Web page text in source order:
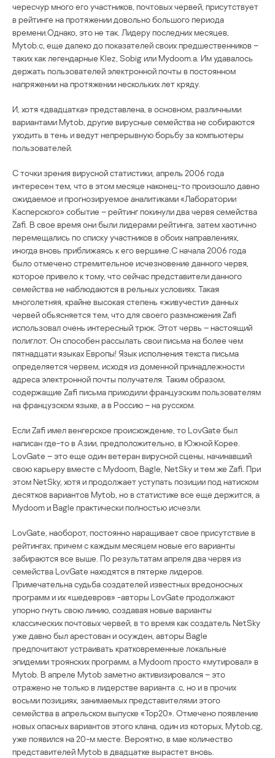
чересчур много его участников, почтовых червей, присутствует
в рейтинге на протяжении довольно большого периода
времени.Однако, это не так. Лидеру последних месяцев,
Mytob.c, еще далеко до показателей своих предшественников –
таких как легендарные Klez, Sobig или Mydoom.a. Им удавалось
держать пользователей электронной почты в постоянном
напряжении на протяжении нескольких лет кряду.
И, хотя «двадцатка» представлена, в основном, различными
вариантами Mytob, другие вирусные семейства не собираются
уходить в тень и ведут непрерывную борьбу за компьютеры
пользователей.
С точки зрения вирусной статистики, апрель 2006 года
интересен тем, что в этом месяце наконец-то произошло давно
ожидаемое и прогнозируемое аналитиками «Лаборатории
Касперского» событие – рейтинг покинули два червя семейства
Zafi. В свое время они были лидерами рейтинга, затем хаотично
перемещались по списку участников в обоих направлениях,
иногда вновь приближаясь к его вершине.С начала 2006 года
было отмечено стремительное исчезновение данного червя,
которое привело к тому, что сейчас представители данного
семейства не наблюдаются в рельных условиях. Такая
многолетняя, крайне высокая степень «живучести» данных
червей обьясняется тем, что для своего размножения Zafi
использовал очень интересный трюк. Этот червь – настоящий
полиглот. Он способен рассылать свои письма на более чем
пятнадцати языках Европы! Язык исполнения текста письма
определяется червем, исходя из доменной принадлежности
адреса электронной почты получателя. Таким образом,
содержащие Zafi письма приходили французским пользователям
на французском языке, а в Россию – на русском.
Если Zafi имел венгерское происхождение, то LovGate был
написан где-то в Азии, предположительно, в Южной Корее.
LovGate – это еще один ветеран вирусной сцены, начинавший
свою карьеру вместе с Mydoom, Bagle, NetSky и тем же Zafi. При
этом NetSky, хотя и продолжает уступать позиции под натиском
десятков вариантов Mytob, но в статистике все еще держится, а
Mydoom и Bagle практически полностью исчезли.
LovGate, наоборот, постоянно наращивает свое присутствие в
рейтингах, причем с каждым месяцем новые его варианты
забираются все выше. По результатам апреля два червя из
семейства LovGate находятся в пятерке лидеров.
Примечательна судьба создателей известных вредоносных
программ и их «шедевров» -авторы LovGate продолжают
упорно гнуть свою линию, создавая новые варианты
классических почтовых червей, в то время как создатель NetSky
уже давно был арестован и осужден, авторы Bagle
предпочитают устраивать кратковременные локальные
эпидемии троянских программ, а Mydoom просто «мутировал» в
Mytob. В апреле Mytob заметно активизировался – это
отражено не только в лидерстве варианта .с, но и в прочих
восьми позициях, занимаемых представителями этого
семейства в апрельском выпуске «Top20». Отмечено появление
новых опасных вариантов этого клана, один из которых, Mytob.cg,
уже появился на 20-м месте. Вероятно, в мае количество
представителей Mytob в двадцатке вырастет вновь.